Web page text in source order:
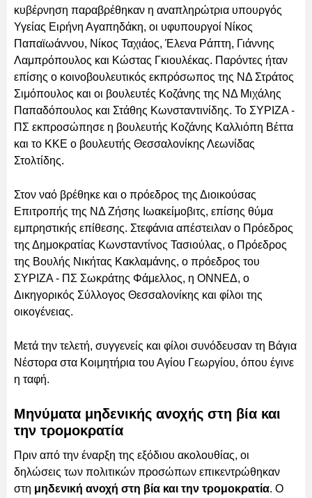
κυβέρνηση παραβρέθηκαν η αναπληρώτρια υπουργός
Υγείας Ειρήνη Αγαπηδάκη, οι υφυπουργοί Νίκος
Παπαϊωάννου, Νίκος Ταχιάος, Έλενα Ράπτη, Γιάννης
Λαμπρόπουλος και Κώστας Γκιουλέκας. Παρόντες ήταν
επίσης ο κοινοβουλευτικός εκπρόσωπος της ΝΔ Στράτος
Σιμόπουλος και οι βουλευτές Κοζάνης της ΝΔ Μιχάλης
Παπαδόπουλος και Στάθης Κωνσταντινίδης. Το ΣΥΡΙΖΑ -
ΠΣ εκπροσώπησε η βουλευτής Κοζάνης Καλλιόπη Βέττα
και το ΚΚΕ ο βουλευτής Θεσσαλονίκης Λεωνίδας
Στολτίδης.
Στον ναό βρέθηκε και ο πρόεδρος της Διοικούσας
Επιτροπής της ΝΔ Ζήσης Ιωακείμοβιτς, επίσης θύμα
εμπρηστικής επίθεσης. Στεφάνια απέστειλαν ο Πρόεδρος
της Δημοκρατίας Κωνσταντίνος Τασιούλας, ο Πρόεδρος
της Βουλής Νικήτας Κακλαμάνης, ο πρόεδρος του
ΣΥΡΙΖΑ - ΠΣ Σωκράτης Φάμελλος, η ΟΝΝΕΔ, ο
Δικηγορικός Σύλλογος Θεσσαλονίκης και φίλοι της
οικογένειας.
Μετά την τελετή, συγγενείς και φίλοι συνόδευσαν τη Βάγια
Νέστορα στα Κοιμητήρια του Αγίου Γεωργίου, όπου έγινε
η ταφή.
Μηνύματα μηδενικής ανοχής στη βία και
την τρομοκρατία
Πριν από την έναρξη της εξόδιου ακολουθίας, οι
δηλώσεις των πολιτικών προσώπων επικεντρώθηκαν
στη μηδενική ανοχή στη βία και την τρομοκρατία. Ο